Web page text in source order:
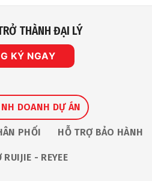
THÀNH ĐẠI LÝ
KÝ NGAY
DOANH DỰ ÁN
PHỐI HỖ TRỢ BẢO HÀNH
RUIJIE - REYEE